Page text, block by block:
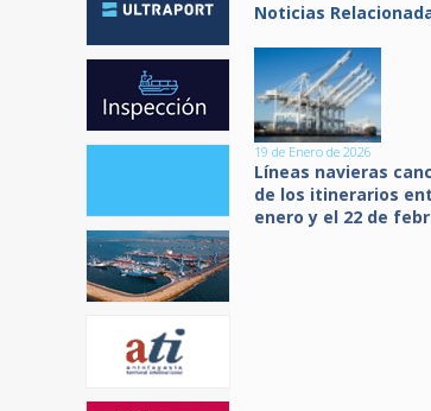
Noticias
19 de Enero de 2026
Líneas navieras
de los itinerarios
enero y el 22 de